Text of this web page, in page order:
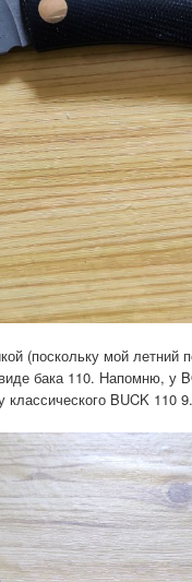
(поскольку мой летний
бака 110. Напомню, у
BUCK 110